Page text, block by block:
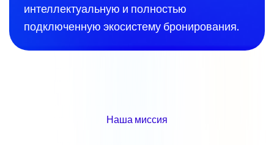
интеллектуальную и полностью
подключенную экосистему бронирования.
Наша миссия